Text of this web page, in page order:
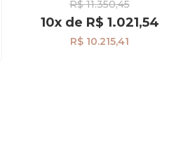
co03934
R$ 11.350,45
10xde R$ 1.021,54
R$ 10.215,41